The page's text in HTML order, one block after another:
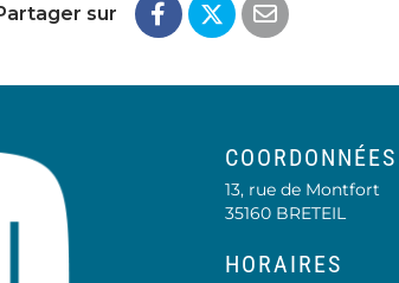
sur
COORDONNÉES
13, rue de Montfort
35160 BRETEIL
HORAIRES